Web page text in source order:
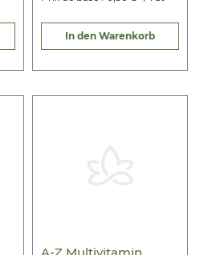
In den Warenkorb